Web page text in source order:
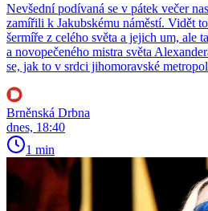
Nevšední podívaná se v pátek večer
zamířili k Jakubskému náměstí. Vidět
šermíře z celého světa a jejich um, ale
a novopečeného mistra světa
se, jak to v srdci jihomoravské
Brněnská Drbna
dnes, 18:40
1 min